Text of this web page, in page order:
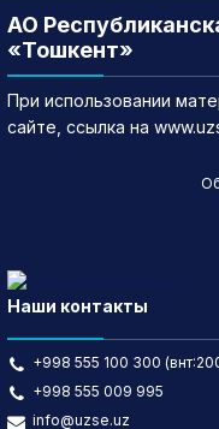
АО
«Тошкент»
При использовании
сайте, ссылка на
Наши контакты
+998 555 100 300
+998 555 009 995
info@uzse.uz